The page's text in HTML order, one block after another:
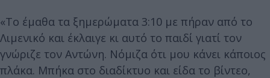
«Το έμαθα τα ξημερώματα 3:10 με πήραν από το
Λιμενικό και έκλαιγε κι αυτό το παιδί γιατί τον
γνώριζε τον Αντώνη. Νόμιζα ότι μου κάνει κάποιος
πλάκα. Μπήκα στο διαδίκτυο και είδα το βίντεο,